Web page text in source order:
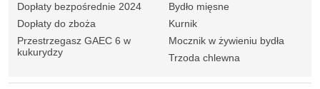
Dopłaty bezpośrednie 2024
Dopłaty do zboża
Przestrzegasz GAEC 6 w
kukurydzy
Bydło mięsne
Kurnik
Mocznik w żywieniu bydła
Trzoda chlewna